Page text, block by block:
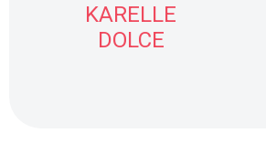
KARELLE
DOLCE